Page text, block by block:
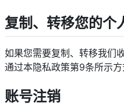
复制、转移您的个
如果您需要复制、转移我们
通过本隐私政策第9条所示方
账号注销